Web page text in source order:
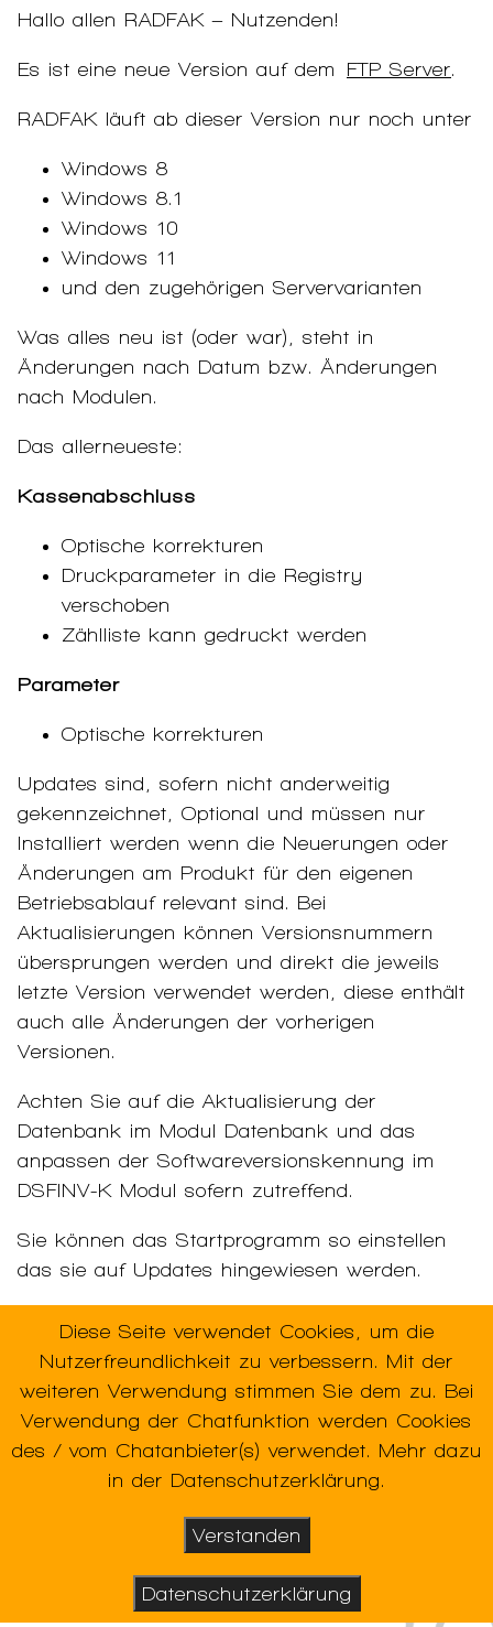
Hallo allen RADFAK – Nutzenden!
Es ist eine neue Version auf dem FTP Server.
RADFAK läuft ab dieser Version nur noch unter
Windows 8
Windows 8.1
Windows 10
Windows 11
und den zugehörigen Servervarianten
Was alles neu ist (oder war), steht in
Änderungen nach Datum bzw. Änderungen
nach Modulen.
Das allerneueste:
Kassenabschluss
Optische korrekturen
Druckparameter in die Registry
verschoben
Zählliste kann gedruckt werden
Parameter
Optische korrekturen
Updates sind, sofern nicht anderweitig
gekennzeichnet, Optional und müssen nur
Installiert werden wenn die Neuerungen oder
Änderungen am Produkt für den eigenen
Betriebsablauf relevant sind. Bei
Aktualisierungen können Versionsnummern
übersprungen werden und direkt die jeweils
letzte Version verwendet werden, diese enthält
auch alle Änderungen der vorherigen
Versionen.
Achten Sie auf die Aktualisierung der
Datenbank im Modul Datenbank und das
anpassen der Softwareversionskennung im
DSFINV-K Modul sofern zutreffend.
Sie können das Startprogramm so einstellen
das sie auf Updates hingewiesen werden.
Verwendete Schlagworte:Update,
Diese Seite verwendet Cookies, um die
Nutzerfreundlichkeit zu verbessern. Mit der
weiteren Verwendung stimmen Sie dem zu. Bei
Verwendung der Chatfunktion werden Cookies
des / vom Chatanbieter(s) verwendet. Mehr dazu
in der Datenschutzerklärung.
Verstanden
Datenschutzerklärung